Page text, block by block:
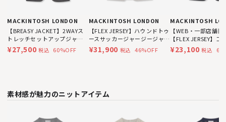
MACKINTOSH LONDON
【BREASY JACKET】2WAYス
トレッチセットアップジャケ
ット
¥27,500 税込 60%OFF
MACKINTOSH LONDON
【FLEX JERSEY】ハウンドトゥ
ースサッカージャージージャ
ケット
¥31,900 税込 46%OFF
MACKINTOSH
【WEB・一部店舗限
【FLEX JERSEY】
ルジャージージャケ
¥23,100 税込
素材感が魅力のニットアイテム